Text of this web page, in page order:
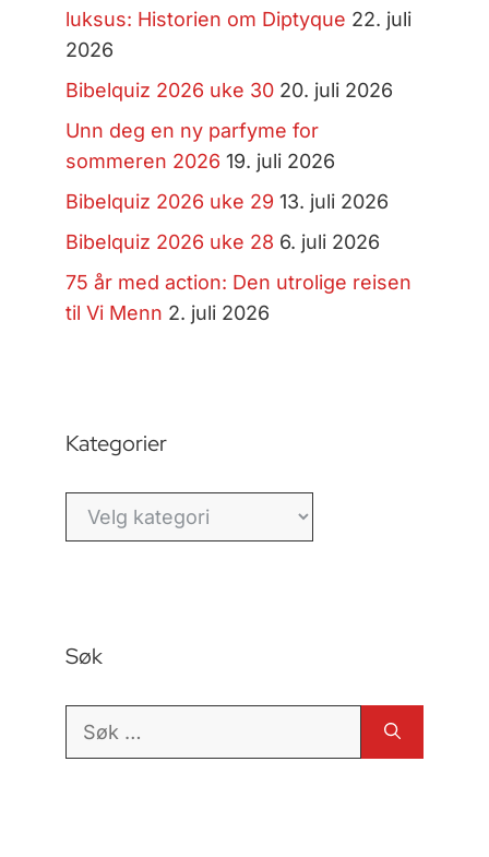
luksus: Historien om Diptyque 22. juli
2026
Bibelquiz 2026 uke 30 20. juli 2026
Unn deg en ny parfyme for
sommeren 2026 19. juli 2026
Bibelquiz 2026 uke 29 13. juli 2026
Bibelquiz 2026 uke 28 6. juli 2026
75 år med action: Den utrolige reisen
til Vi Menn 2. juli 2026
Kategorier
Kategorier
Søk
Søk